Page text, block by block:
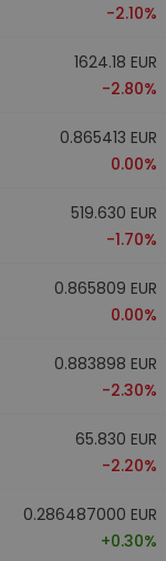
-2.10%
1624.18 EUR
-2.80%
0.865413 EUR
0.00%
519.630 EUR
-1.70%
0.865809 EUR
0.00%
0.883898 EUR
-2.30%
65.830 EUR
-2.20%
0.286487000 EUR
+0.30%